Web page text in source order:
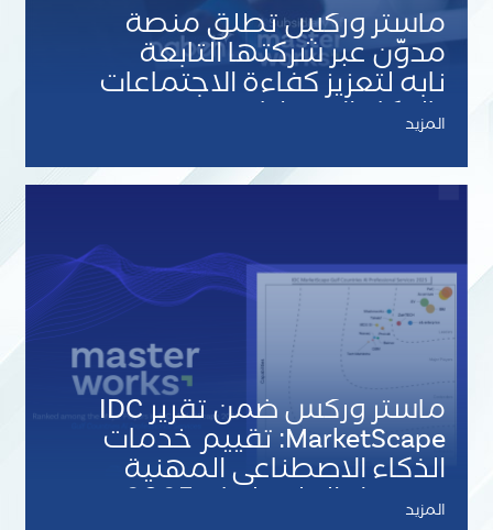
ماستر وركس تطلق منصة
مدوّن عبر شركتها التابعة
نابه لتعزيز كفاءة الاجتماعات
بالذكاء الاصطناعي
المزيد
ماستر وركس ضمن تقرير IDC
MarketScape: تقييم خدمات
الذكاء الاصطناعي المهنية
في دول الخليج لعام 2025
المزيد